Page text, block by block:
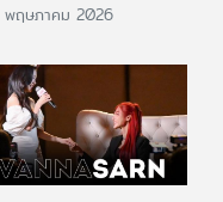
พฤษภาคม 2026